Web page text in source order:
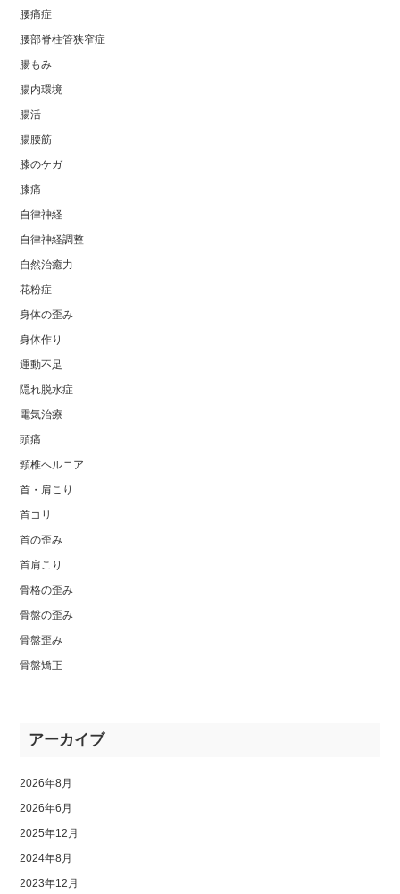
腰痛症
腰部脊柱管狭窄症
腸もみ
腸内環境
腸活
腸腰筋
膝のケガ
膝痛
自律神経
自律神経調整
自然治癒力
花粉症
身体の歪み
身体作り
運動不足
隠れ脱水症
電気治療
頭痛
頸椎ヘルニア
首・肩こり
首コリ
首の歪み
首肩こり
骨格の歪み
骨盤の歪み
骨盤歪み
骨盤矯正
アーカイブ
2026年8月
2026年6月
2025年12月
2024年8月
2023年12月